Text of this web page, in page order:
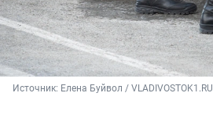
Источник: Елена Буйвол / VLADIVOSTOK1.RU